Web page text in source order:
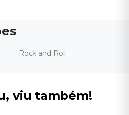
Rock and Roll
viu também!